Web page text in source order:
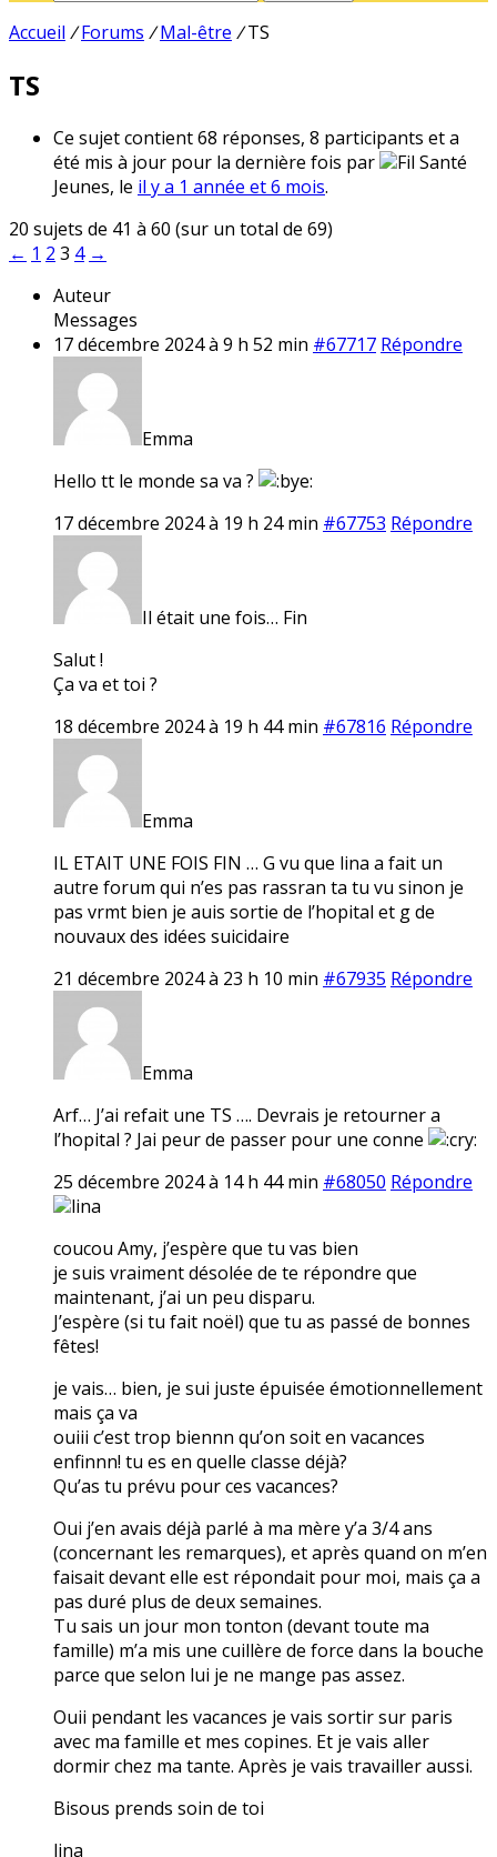
Accueil / Forums / Mal-être / TS
TS
Ce sujet contient 68 réponses, 8 participants et a
été mis à jour pour la dernière fois par
Fil Santé
Jeunes, le il y a 1 année et 6 mois.
20 sujets de 41 à 60 (sur un total de 69)
← 1 2 3 4 →
Auteur
Messages
17 décembre 2024 à 9 h 52 min #67717 Répondre
Emma
Hello tt le monde sa va ?
17 décembre 2024 à 19 h 24 min #67753 Répondre
Il était une fois… Fin
Salut !
Ça va et toi ?
18 décembre 2024 à 19 h 44 min #67816 Répondre
Emma
IL ETAIT UNE FOIS FIN … G vu que lina a fait un
autre forum qui n’es pas rassran ta tu vu sinon je
pas vrmt bien je auis sortie de l’hopital et g de
nouvaux des idées suicidaire
21 décembre 2024 à 23 h 10 min #67935 Répondre
Emma
Arf… J’ai refait une TS …. Devrais je retourner a
l’hopital ? Jai peur de passer pour une conne
25 décembre 2024 à 14 h 44 min #68050 Répondre
lina
coucou Amy, j’espère que tu vas bien
je suis vraiment désolée de te répondre que
maintenant, j’ai un peu disparu.
J’espère (si tu fait noël) que tu as passé de bonnes
fêtes!
je vais… bien, je sui juste épuisée émotionnellement
mais ça va
ouiii c’est trop biennn qu’on soit en vacances
enfinnn! tu es en quelle classe déjà?
Qu’as tu prévu pour ces vacances?
Oui j’en avais déjà parlé à ma mère y’a 3/4 ans
(concernant les remarques), et après quand on m’en
faisait devant elle est répondait pour moi, mais ça a
pas duré plus de deux semaines.
Tu sais un jour mon tonton (devant toute ma
famille) m’a mis une cuillère de force dans la bouche
parce que selon lui je ne mange pas assez.
Ouii pendant les vacances je vais sortir sur paris
avec ma famille et mes copines. Et je vais aller
dormir chez ma tante. Après je vais travailler aussi.
Bisous prends soin de toi
lina